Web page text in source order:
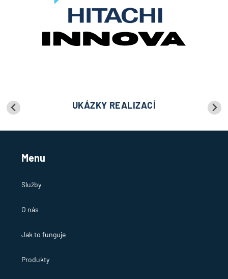
UKÁZKY REALIZACÍ
Menu
Služby
O nás
Jak to funguje
Produkty